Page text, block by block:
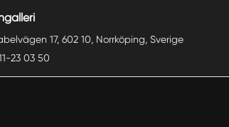
17, 602 10, Norrköping, Sverige
23 03 50